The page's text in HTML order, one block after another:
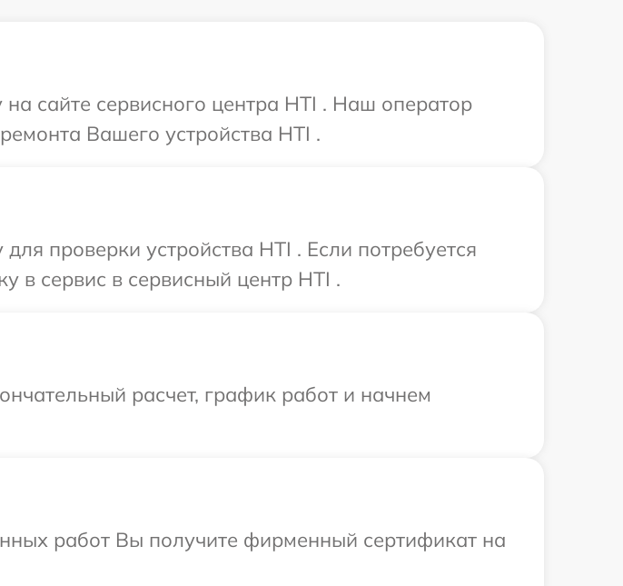
сайте сервисного центра HTI . Наш оператор
Вашего устройства HTI .
проверки устройства HTI . Если потребуется
в сервис в сервисный центр HTI .
расчет, график работ и начнем
работ Вы получите фирменный сертификат на